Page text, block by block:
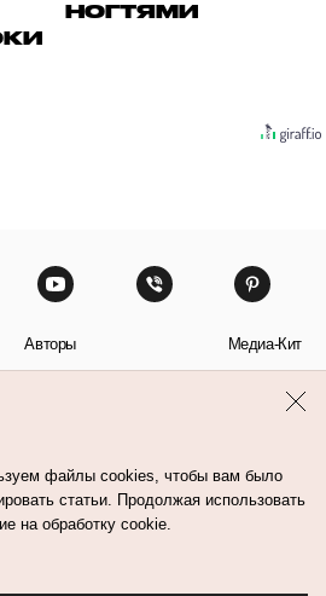
НОГТЯМИ
Авторы Медиа-Кит
файлы cookies, чтобы вам было
статьи. Продолжая использовать
на обработку cookie.